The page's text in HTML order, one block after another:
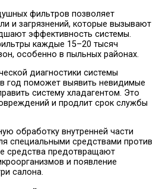
фильтров позволяет
и загрязнений, которые вызывают
эффективность системы.
каждые 15–20 тысяч
особенно в пыльных районах.
диагностики системы
год поможет выявить невидимые
систему хладагентом. Это
и продлит срок службы
обработку внутренней части
специальными средствами против
средства предотвращают
и появление
салона.